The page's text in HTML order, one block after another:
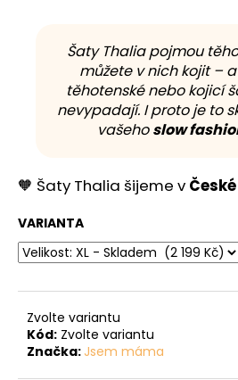
Šaty Thalia pojmou
můžete v nich kojit –
těhotenské nebo kojicí
nevypadají. I proto je to
vašehoslow
🧡 Šaty Thalia šijeme v
VARIANTA
Zvolte variantu
Kód: Zvolte variantu
Značka: Jsem máma